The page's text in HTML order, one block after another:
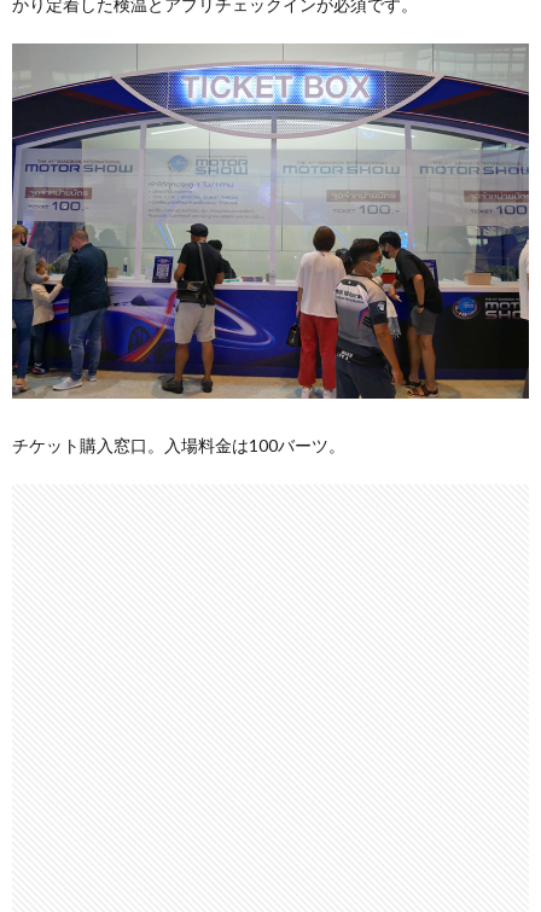
チケット購入窓口。入場料金は100バーツ。